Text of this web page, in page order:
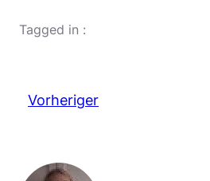
Tagged in :
Vorheriger